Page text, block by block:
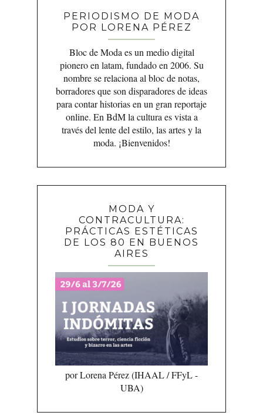
PERIODISMO DE MODA
POR LORENA PÉREZ
Bloc de Moda es un medio digital
pionero en latam, fundado en 2006. Su
nombre se relaciona al bloc de notas,
borradores que son disparadores de ideas
para contar historias en un gran reportaje
online. En BdM la cultura es vista a
través del lente del estilo, las artes y la
moda. ¡Bienvenidos!
MODA Y
CONTRACULTURA:
PRÁCTICAS ESTÉTICAS
DE LOS 80 EN BUENOS
AIRES
por Lorena Pérez (IHAAL / FFyL -
UBA)